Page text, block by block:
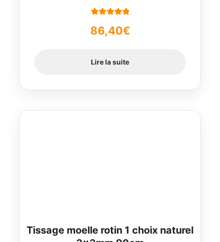
5
86,40€
Lire la suite
Tissage moelle rotin 1 choix naturel